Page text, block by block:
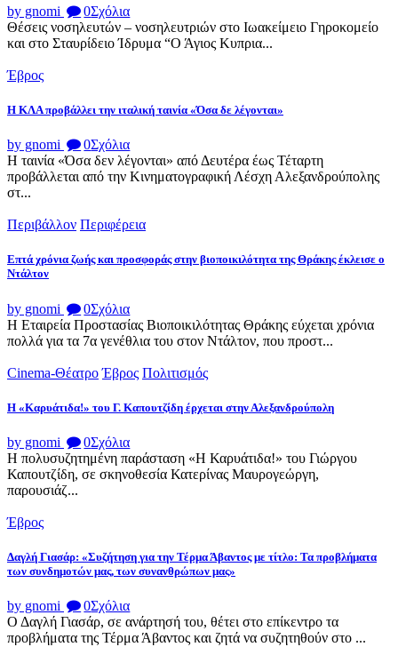
by gnomi 0Σχόλια
Θέσεις νοσηλευτών – νοσηλευτριών στο Ιωακείμειο Γηροκομείο
και στο Σταυρίδειο Ίδρυμα “Ο Άγιος Κυπρια...
Έβρος
Η ΚΛΑ προβάλλει την ιταλική ταινία «Όσα δε λέγονται»
by gnomi 0Σχόλια
Η ταινία «Όσα δεν λέγονται» από Δευτέρα έως Τέταρτη
προβάλλεται από την Κινηματογραφική Λέσχη Αλεξανδρούπολης
στ...
Περιβάλλον Περιφέρεια
Επτά χρόνια ζωής και προσφοράς στην βιοποικιλότητα της Θράκης έκλεισε ο
Ντάλτον
by gnomi 0Σχόλια
Η Εταιρεία Προστασίας Βιοποικιλότητας Θράκης εύχεται χρόνια
πολλά για τα 7α γενέθλια του στον Ντάλτον, που προστ...
Cinema-Θέατρο Έβρος Πολιτισμός
Η «Καρυάτιδα!» του Γ. Καπουτζίδη έρχεται στην Αλεξανδρούπολη
by gnomi 0Σχόλια
Η πολυσυζητημένη παράσταση «Η Καρυάτιδα!» του Γιώργου
Καπουτζίδη, σε σκηνοθεσία Κατερίνας Μαυρογεώργη,
παρουσιάζ...
Έβρος
Δαγλή Γιασάρ: «Συζήτηση για την Τέρμα Άβαντος με τίτλο: Τα προβλήματα
των συνδημοτών μας, των συνανθρώπων μας»
by gnomi 0Σχόλια
Ο Δαγλή Γιασάρ, σε ανάρτησή του, θέτει στο επίκεντρο τα
προβλήματα της Τέρμα Άβαντος και ζητά να συζητηθούν στο ...